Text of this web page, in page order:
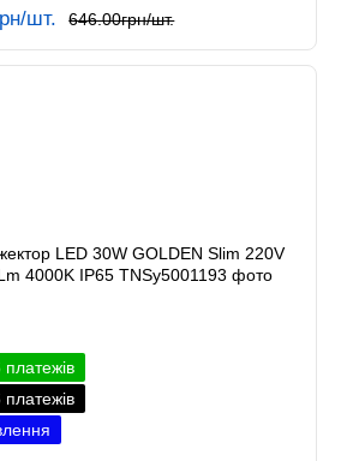
646.00грн/шт.
шт.
платежів
платежів